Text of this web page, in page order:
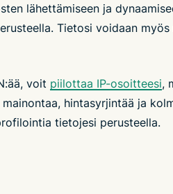
lähettämiseen ja
Tietosi voidaan myös
voit piilottaa IP-osoitteesi,
hintasyrjintää ja
tietojesi perusteella.